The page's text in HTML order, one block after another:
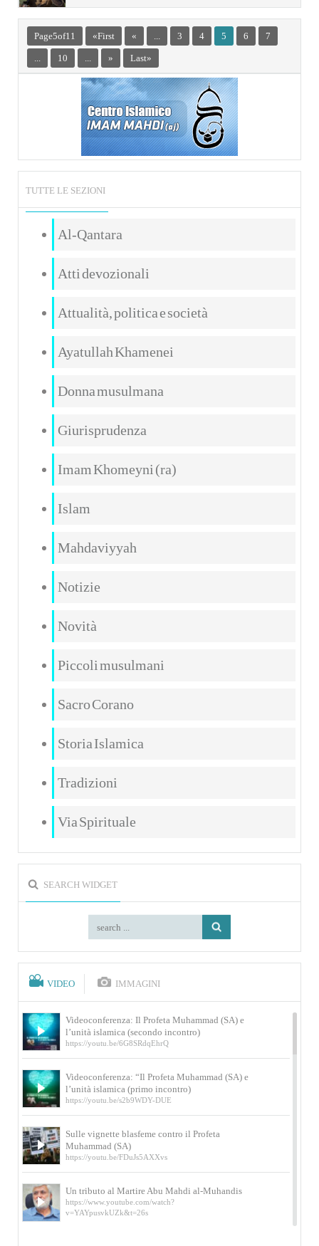
Page 5 of 11 « First « ... 3 4 5 6 7
... 10 ... » Last »
TUTTE LE SEZIONI
Al-Qantara
Atti devozionali
Attualità, politica e società
Ayatullah Khamenei
Donna musulmana
Giurisprudenza
Imam Khomeyni (ra)
Islam
Mahdaviyyah
Notizie
Novità
Piccoli musulmani
Sacro Corano
Storia Islamica
Tradizioni
Via Spirituale
SEARCH WIDGET
VIDEO IMMAGINI
Videoconferenza: Il Profeta Muhammad (SA) e
l’unità islamica (secondo incontro)
https://youtu.be/6G8SRdqEhrQ
Videoconferenza: “Il Profeta Muhammad (SA) e
l’unità islamica (primo incontro)
https://youtu.be/s2b9WDY-DUE
Sulle vignette blasfeme contro il Profeta
Muhammad (SA)
https://youtu.be/FDuJs5AXXvs
Un tributo al Martire Abu Mahdi al-Muhandis
https://www.youtube.com/watch?
v=YAYpusvkUZk&t=26s